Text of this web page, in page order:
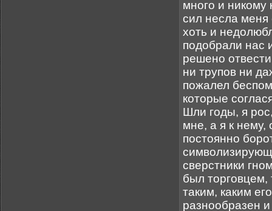
много и
сил несла меня
хоть и
подобрали нас
решено
ни трупов ни
пожалел
которые
Шли годы, я
мне, а я к
постоянно
сверстники
был торговцем,
таким, каким
разнообразен